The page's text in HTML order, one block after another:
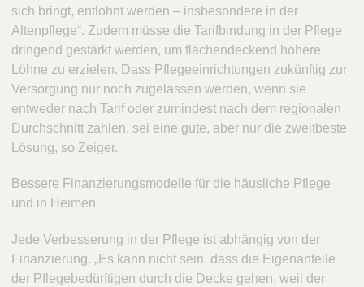
sich bringt, entlohnt werden – insbesondere in der
Altenpflege“. Zudem müsse die Tarifbindung in der Pflege
dringend gestärkt werden, um flächendeckend höhere
Löhne zu erzielen. Dass Pflegeeinrichtungen zukünftig zur
Versorgung nur noch zugelassen werden, wenn sie
entweder nach Tarif oder zumindest nach dem regionalen
Durchschnitt zahlen, sei eine gute, aber nur die zweitbeste
Lösung, so Zeiger.
Bessere Finanzierungsmodelle für die häusliche Pflege
und in Heimen
Jede Verbesserung in der Pflege ist abhängig von der
Finanzierung. „Es kann nicht sein, dass die Eigenanteile
der Pflegebedürftigen durch die Decke gehen, weil der